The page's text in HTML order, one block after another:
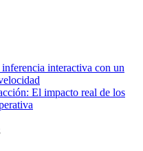
interactiva con un
El impacto real de los